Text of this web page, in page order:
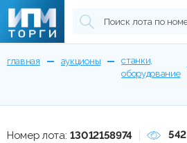
главная аукционы
станки,
оборудование
Номер лота: 13012158974 542